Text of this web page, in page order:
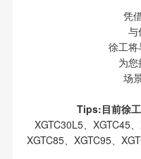
凭
与
徐工
为
场
Tips:目前徐
XGTC30L5、XGTC45
XGTC85、XGTC95、